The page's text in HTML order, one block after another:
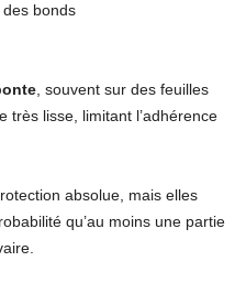
bonds
, souvent sur des feuilles
très lisse, limitant l’adhérence
absolue, mais elles
qu’au moins une partie